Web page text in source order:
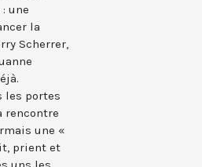
une
la
Scherrer,
les portes
rencontre
une «
prient et